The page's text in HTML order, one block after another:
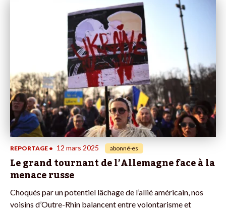
REPORTAGE • 12 mars 2025 abonné·es
Le grand tournant de l’Allemagne face à la
menace russe
Choqués par un potentiel lâchage de l’allié américain, nos
voisins d’Outre-Rhin balancent entre volontarisme et